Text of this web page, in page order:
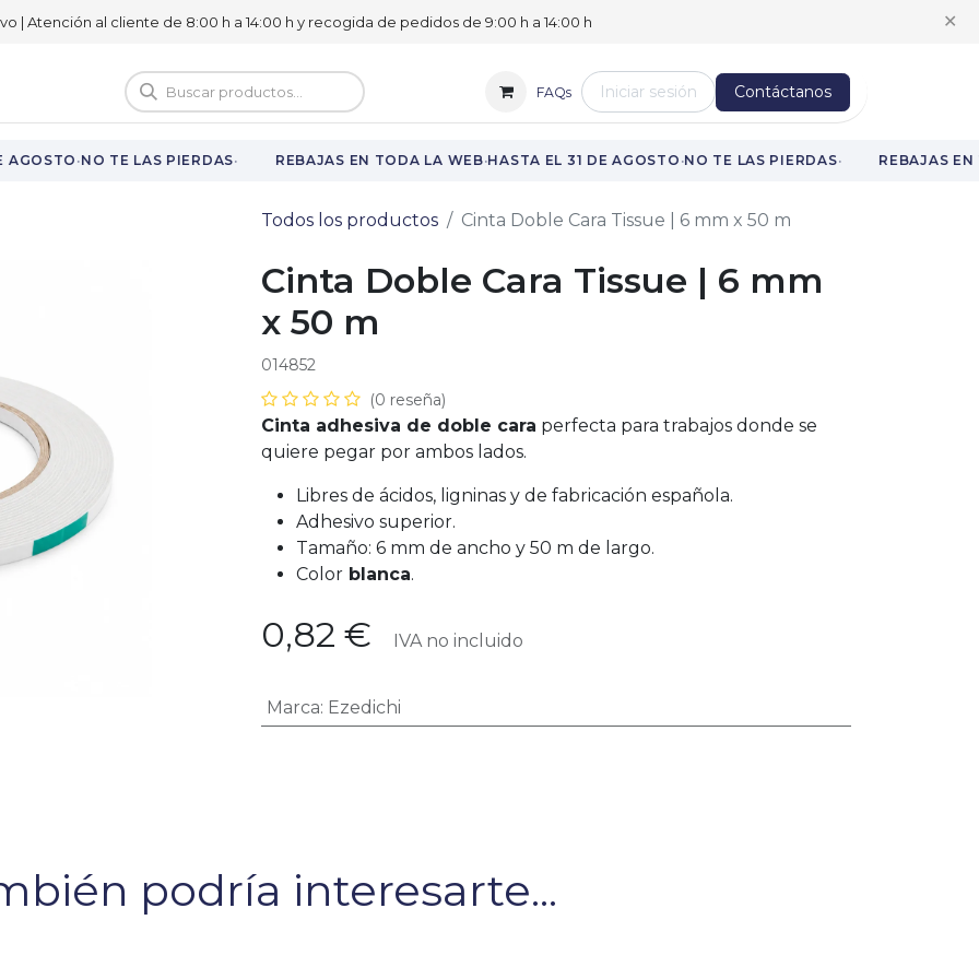
| Atención al cliente de 8:00 h a 14:00 h y recogida de pedidos de 9:00 h a 14:00 h ✕
Vuelta al cole FAQs Iniciar sesión Contáctanos
·NO TE LAS PIERDAS· REBAJAS EN TODA LA WEB·HASTA EL 31 DE AGOSTO ·NO TE LAS PIERDAS· REBAJAS EN
Todos los productos Cinta Doble Cara Tissue | 6 mm x 50 m
Cinta Doble Cara Tissue | 6 mm
x 50 m
014852
(0 reseña)
Cinta adhesiva de doble cara perfecta para trabajos donde se
quiere pegar por ambos lados.
Libres de ácidos, ligninas y de fabricación española.
Adhesivo superior.
Tamaño: 6 mm de ancho y 50 m de largo.
Color blanca.
0,82 € IVA no incluido
Marca: Ezedichi
podría interesarte...